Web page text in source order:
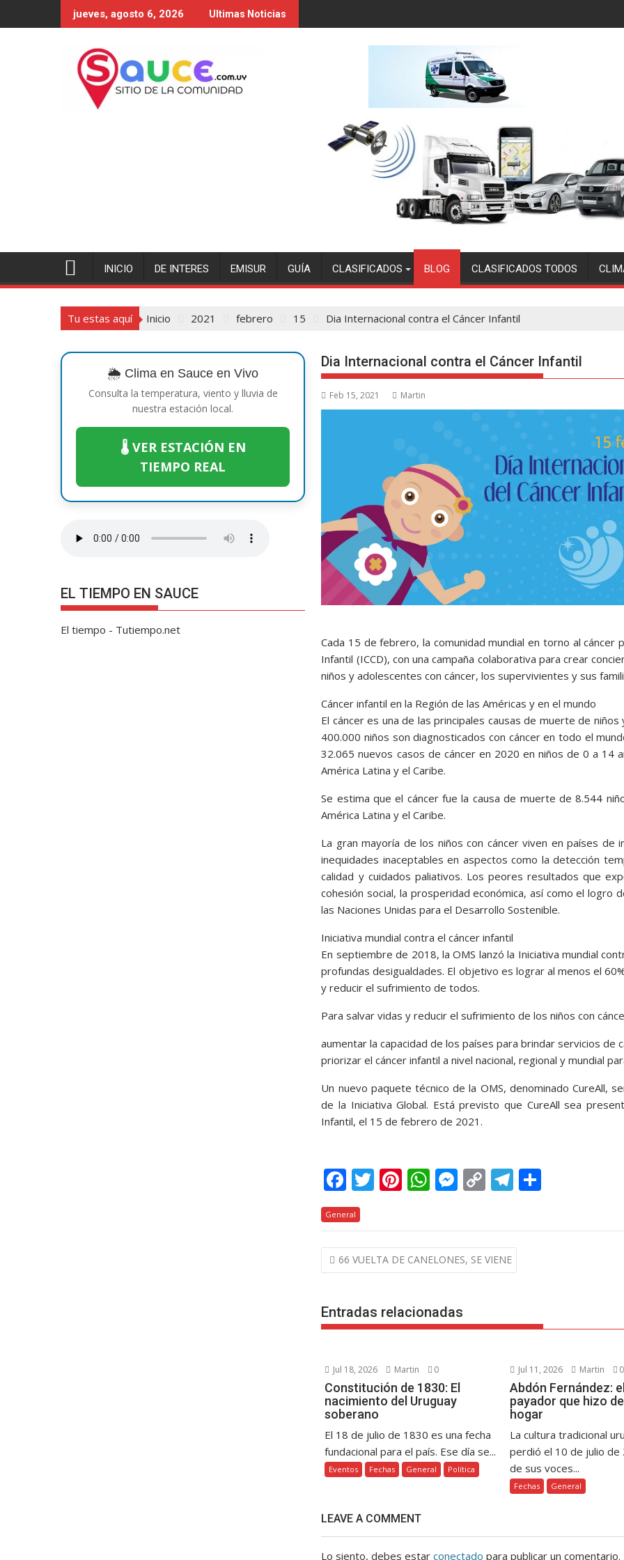
al
jueves, agosto 6, 2026 Ultimas Noticias
INICIO DE INTERES EMISUR GUÍA CLASIFICADOS BLOG CLASIFICADOS TODOS
Tu estas aquí Inicio 2021 febrero 15 Dia Internacional contra el Cáncer Infantil
Dia Internacional contra el Cáncer Infantil
Feb 15, 2021 Martin
Cada 15 de febrero, la comunidad mundial en torno al cáncer
Infantil (ICCD), con una campaña colaborativa para crear
niños y adolescentes con cáncer, los supervivientes y sus
Cáncer infantil en la Región de las Américas y en el mundo
El cáncer es una de las principales causas de muerte de
400.000 niños son diagnosticados con cáncer en todo el
32.065 nuevos casos de cáncer en 2020 en niños de 0 a 14
América Latina y el Caribe.
Se estima que el cáncer fue la causa de muerte de 8.544
América Latina y el Caribe.
La gran mayoría de los niños con cáncer viven en países
inequidades inaceptables en aspectos como la detección
calidad y cuidados paliativos. Los peores resultados que
cohesión social, la prosperidad económica, así como el logro
las Naciones Unidas para el Desarrollo Sostenible.
Iniciativa mundial contra el cáncer infantil
En septiembre de 2018, la OMS lanzó la Iniciativa mundial
profundas desigualdades. El objetivo es lograr al menos el
y reducir el sufrimiento de todos.
Para salvar vidas y reducir el sufrimiento de los niños con
aumentar la capacidad de los países para brindar servicios de
priorizar el cáncer infantil a nivel nacional, regional y mundial
Un nuevo paquete técnico de la OMS, denominado CureAll,
de la Iniciativa Global. Está previsto que CureAll sea
Infantil, el 15 de febrero de 2021.
F
ac
e
b
o
k
T
itt
er
Pi
er
e
st
W
at
s
A
p
M
ss
e
n
er
C
p
y
Li
T
e
gr
a
m
General
Navegación
de
66 VUELTA DE CANELONES, SE VIENE
Entradas relacionadas
Jul 18, 2026 Martin 0
Constitución de 1830: El
nacimiento del Uruguay
soberano
El 18 de julio de 1830 es una fecha
fundacional para el país. Ese día se...
Eventos Fechas General Política
Jul 11, 2026 Martin 0
Abdón Fernández:
payador que hizo
hogar
La cultura tradicional
perdió el 10 de julio de
de sus voces...
Fechas General
LEAVE A COMMENT
Lo siento, debes estarconectado para publicar un comentario.
🌦️ Clima en Sauce en Vivo
Consulta la temperatura, viento y lluvia de
nuestra estación local.
🌡️ VER ESTACIÓN EN
TIEMPO REAL
EL TIEMPO EN SAUCE
El tiempo - Tutiempo.net